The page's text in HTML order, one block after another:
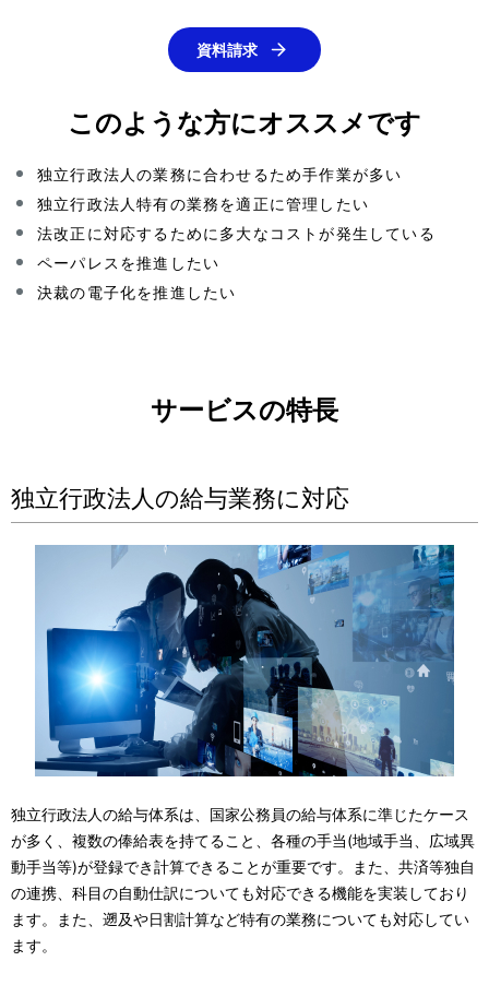
資料請求
このような方にオススメです
独立行政法人の業務に合わせるため手作業が多い
独立行政法人特有の業務を適正に管理したい
法改正に対応するために多大なコストが発生している
ペーパレスを推進したい
決裁の電子化を推進したい
サービスの特長
独立行政法人の給与業務に対応
独立行政法人の給与体系は、国家公務員の給与体系に準じたケース
が多く、複数の俸給表を持てること、各種の手当(地域手当、広域異
動手当等)が登録でき計算できることが重要です。また、共済等独自
の連携、科目の自動仕訳についても対応できる機能を実装しており
ます。また、遡及や日割計算など特有の業務についても対応してい
ます。